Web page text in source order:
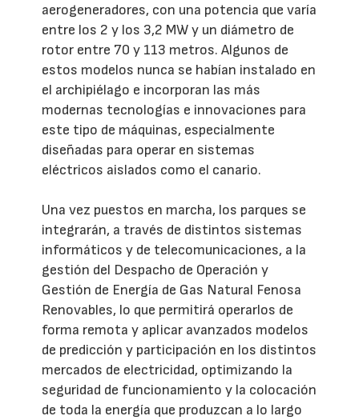
aerogeneradores, con una potencia que varía
entre los 2 y los 3,2 MW y un diámetro de
rotor entre 70 y 113 metros. Algunos de
estos modelos nunca se habían instalado en
el archipiélago e incorporan las más
modernas tecnologías e innovaciones para
este tipo de máquinas, especialmente
diseñadas para operar en sistemas
eléctricos aislados como el canario.
Una vez puestos en marcha, los parques se
integrarán, a través de distintos sistemas
informáticos y de telecomunicaciones, a la
gestión del Despacho de Operación y
Gestión de Energía de Gas Natural Fenosa
Renovables, lo que permitirá operarlos de
forma remota y aplicar avanzados modelos
de predicción y participación en los distintos
mercados de electricidad, optimizando la
seguridad de funcionamiento y la colocación
de toda la energía que produzcan a lo largo